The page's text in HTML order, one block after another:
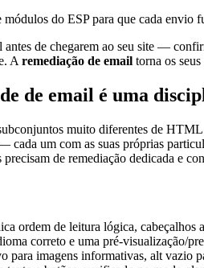
do ESP para que cada envio
de chegarem ao seu site —
A remediação de email torna os
de email é uma
muito diferentes de
um com as suas próprias
de remediação dedicada e
ordem de leitura lógica, cabeçalhos
correto e uma pré-visualização/
imagens informativas, alt vazio